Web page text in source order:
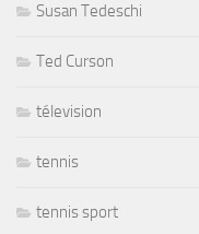
Susan Tedeschi
Ted Curson
télevision
tennis
tennis sport